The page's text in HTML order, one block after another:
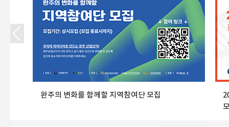
완주의 변화를 함께할 지역참여단 모집